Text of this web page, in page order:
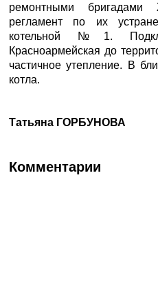
ремонтными
регламент по их
котельной №1.
Красноармейская до
частичное утепление. В
котла.
Татьяна ГОРБУНОВА
Комментарии